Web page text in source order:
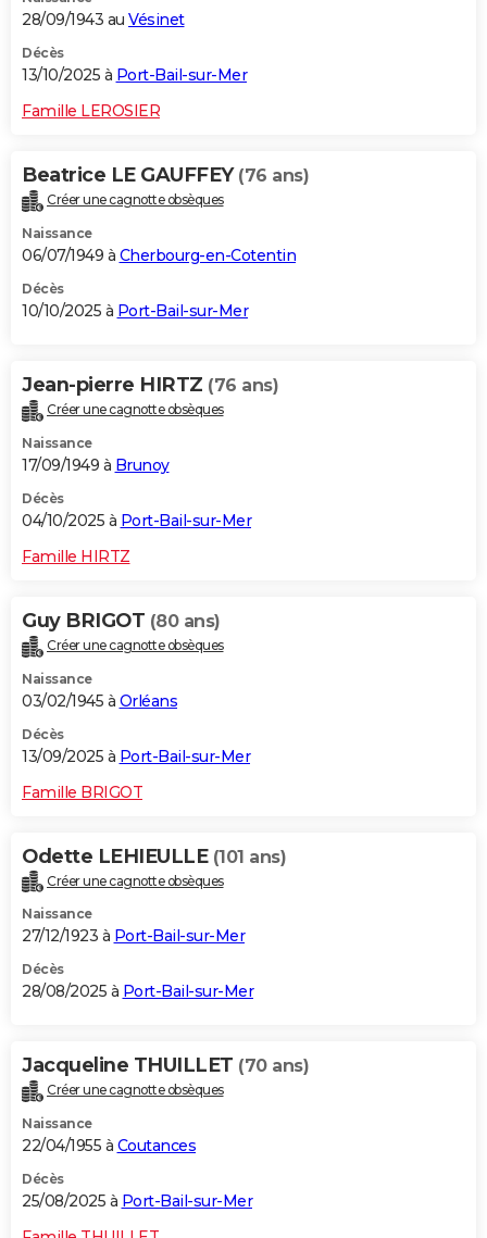
28/09/1943 au Vésinet
Décès
13/10/2025 à Port-Bail-sur-Mer
Famille LEROSIER
Beatrice LE GAUFFEY (76 ans)
Créer une cagnotte obsèques
Naissance
06/07/1949 à Cherbourg-en-Cotentin
Décès
10/10/2025 à Port-Bail-sur-Mer
Jean-pierre HIRTZ (76 ans)
Créer une cagnotte obsèques
Naissance
17/09/1949 à Brunoy
Décès
04/10/2025 à Port-Bail-sur-Mer
Famille HIRTZ
Guy BRIGOT (80 ans)
Créer une cagnotte obsèques
Naissance
03/02/1945 à Orléans
Décès
13/09/2025 à Port-Bail-sur-Mer
Famille BRIGOT
Odette LEHIEULLE (101 ans)
Créer une cagnotte obsèques
Naissance
27/12/1923 à Port-Bail-sur-Mer
Décès
28/08/2025 à Port-Bail-sur-Mer
Jacqueline THUILLET (70 ans)
Créer une cagnotte obsèques
Naissance
22/04/1955 à Coutances
Décès
25/08/2025 à Port-Bail-sur-Mer